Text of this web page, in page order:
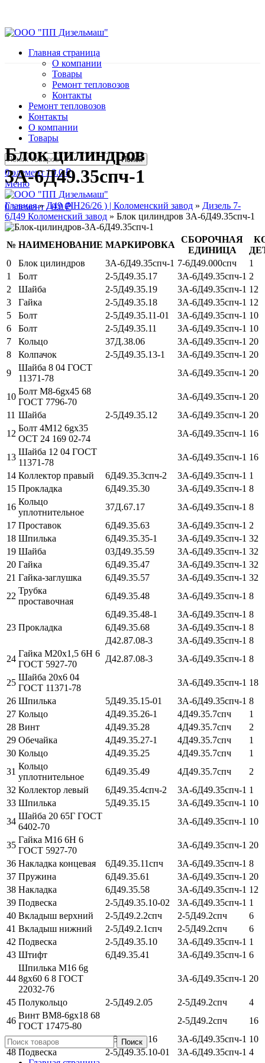
Главная страница
О компании
Товары
Ремонт тепловозов
Контакты
Ремонт тепловозов
Контакты
О компании
Товары
Поиск
0элемент / 0.0₽
Меню
0элемент / 0.0₽
Блок цилиндров
3А-6Д49.35спч-1
Главная» Д49 (ЧН26/26 ) | Коломенский завод » Дизель 7-
6Д49 Коломенский завод » Блок цилиндров 3А-6Д49.35спч-1
№ НАИМЕНОВАНИЕ МАРКИРОВКА
СБОРОЧНАЯ
ЕДИНИЦА
0
Блок цилиндров 3А-6Д49.35спч-1 7-6Д49.000спч
1
1
Болт 2-5Д49.35.17 3А-6Д49.35спч-1 2
2
Шайба 2-5Д49.35.19 3А-6Д49.35спч-1 12
3
Гайка 2-5Д49.35.18 3А-6Д49.35спч-1 12
5
Болт 2-5Д49.35.11-01 3А-6Д49.35спч-1 10
6
Болт 2-5Д49.35.11 3А-6Д49.35спч-1 10
7
Кольцо 37Д.38.06 3А-6Д49.35спч-1 20
8
Колпачок 2-5Д49.35.13-1 3А-6Д49.35спч-1 20
9
Шайба 8 04 ГОСТ
11371-78
3А-6Д49.35спч-1 20
10
Болт М8-6gx45 68
ГОСТ 7796-70
3А-6Д49.35спч-1 20
11 Шайба 2-5Д49.35.12 3А-6Д49.35спч-1 20
12
Болт 4М12 6gх35
ОСТ 24 169 02-74
3А-6Д49.35спч-1 16
13
Шайба 12 04 ГОСТ
11371-78
3А-6Д49.35спч-1 16
14 Коллектор правый 6Д49.35.3спч-2 3А-6Д49.35спч-1 1
15 Прокладка 6Д49.35.30 3А-6Д49.35спч-1 8
16
Кольцо
уплотнительное
37Д.67.17 3А-6Д49.35спч-1 8
17 Проставок 6Д49.35.63 3А-6Д49.35спч-1 2
18 Шпилька 6Д49.35.35-1 3А-6Д49.35спч-1 32
19 Шайба 03Д49.35.59 3А-6Д49.35спч-1 32
20 Гайка 6Д49.35.47 3А-6Д49.35спч-1 32
21 Гайка-заглушка 6Д49.35.57 3А-6Д49.35спч-1 32
22
Трубка
проставочная
6Д49.35.48 3А-6Д49.35спч-1 8
6Д49.35.48-1
3А-6Д49.35спч-1 8
23 Прокладка 6Д49.35.68 3А-6Д49.35спч-1 8
Д42.87.08-3
3А-6Д49.35спч-1 8
24
Гайка М20х1,5 6Н 6
ГОСТ 5927-70
Д42.87.08-3 3А-6Д49.35спч-1 8
25
Шайба 20х6 04
ГОСТ 11371-78
3А-6Д49.35спч-1 18
26 Шпилька 5Д49.35.15-01 3А-6Д49.35спч-1 8
27 Кольцо 4Д49.35.26-1 4Д49.35.7спч
1
28 Винт 4Д49.35.28 4Д49.35.7спч
2
29 Обечайка 4Д49.35.27-1 4Д49.35.7спч
1
30 Кольцо 4Д49.35.25 4Д49.35.7спч
1
31
Кольцо
уплотнительное
6Д49.35.49 4Д49.35.7спч
2
32 Коллектор левый 6Д49.35.4спч-2 3А-6Д49.35спч-1 1
33 Шпилька 5Д49.35.15 3А-6Д49.35спч-1 10
34
Шайба 20 65Г ГОСТ
6402-70
3А-6Д49.35спч-1 10
35
Гайка М16 6Н 6
ГОСТ 5927-70
3А-6Д49.35спч-1 20
36 Накладка концевая 6Д49.35.11спч 3А-6Д49.35спч-1 8
37 Пружина 6Д49.35.61 3А-6Д49.35спч-1 20
38 Накладка 6Д49.35.58 3А-6Д49.35спч-1 12
39 Подвеска 2-5Д49.35.10-02 3А-6Д49.35спч-1 1
40 Вкладыш верхний 2-5Д49.2.2спч 2-5Д49.2спч
6
41 Вкладыш нижний 2-5Д49.2.1спч 2-5Д49.2спч
6
42 Подвеска 2-5Д49.35.10 3А-6Д49.35спч-1 1
43 Штифт 6Д49.35.41 3А-6Д49.35спч-1 6
44
Шпилька М16 6g
8gx60 6 8 ГОСТ
22032-76
3А-6Д49.35спч-1 20
45 Полукольцо 2-5Д49.2.05 2-5Д49.2спч
4
46
Винт ВМ8-6gx18 68
ГОСТ 17475-80
2-5Д49.2спч
16
47 Болт 2-5Д49.35.16 3А-6Д49.35спч-1 10
48 Подвеска 2-5Д49.35.10-01 3А-6Д49.35спч-1 4
Поиск